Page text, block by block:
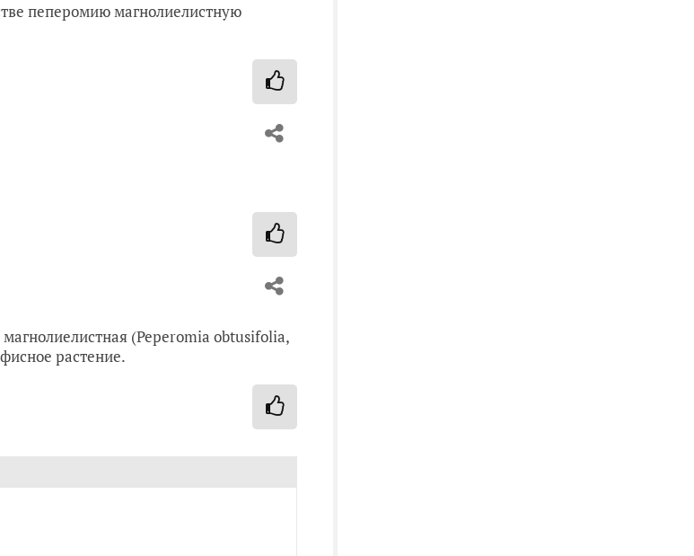
пеперомию магнолиелистную
(Peperomia obtusifolia,
растение.